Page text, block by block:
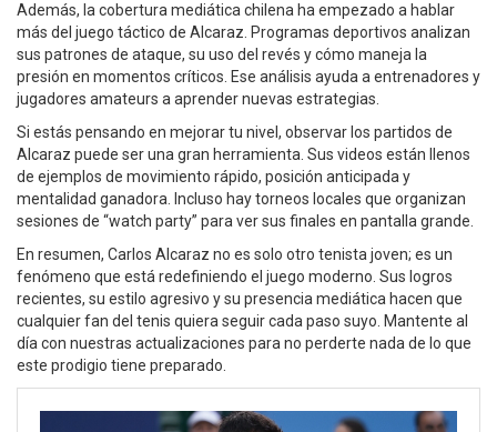
Además, la cobertura mediática chilena ha empezado a hablar
más del juego táctico de Alcaraz. Programas deportivos analizan
sus patrones de ataque, su uso del revés y cómo maneja la
presión en momentos críticos. Ese análisis ayuda a entrenadores y
jugadores amateurs a aprender nuevas estrategias.
Si estás pensando en mejorar tu nivel, observar los partidos de
Alcaraz puede ser una gran herramienta. Sus videos están llenos
de ejemplos de movimiento rápido, posición anticipada y
mentalidad ganadora. Incluso hay torneos locales que organizan
sesiones de “watch party” para ver sus finales en pantalla grande.
En resumen, Carlos Alcaraz no es solo otro tenista joven; es un
fenómeno que está redefiniendo el juego moderno. Sus logros
recientes, su estilo agresivo y su presencia mediática hacen que
cualquier fan del tenis quiera seguir cada paso suyo. Mantente al
día con nuestras actualizaciones para no perderte nada de lo que
este prodigio tiene preparado.